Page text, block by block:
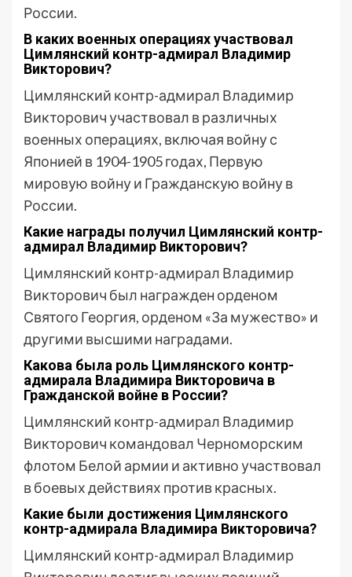
России.
В каких военных операциях участвовал
Цимлянский контр-адмирал Владимир
Викторович?
Цимлянский контр-адмирал Владимир
Викторович участвовал в различных
военных операциях, включая войну с
Японией в 1904-1905 годах, Первую
мировую войну и Гражданскую войну в
России.
Какие награды получил Цимлянский контр-
адмирал Владимир Викторович?
Цимлянский контр-адмирал Владимир
Викторович был награжден орденом
Святого Георгия, орденом «За мужество» и
другими высшими наградами.
Какова была роль Цимлянского контр-
адмирала Владимира Викторовича в
Гражданской войне в России?
Цимлянский контр-адмирал Владимир
Викторович командовал Черноморским
флотом Белой армии и активно участвовал
в боевых действиях против красных.
Какие были достижения Цимлянского
контр-адмирала Владимира Викторовича?
Цимлянский контр-адмирал Владимир